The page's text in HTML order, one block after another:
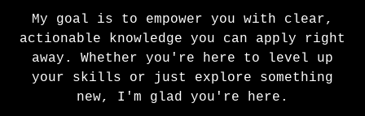
My goal is to empower you with clear,
actionable knowledge you can apply right
away. Whether you're here to level up
your skills or just explore something
new, I'm glad you're here.